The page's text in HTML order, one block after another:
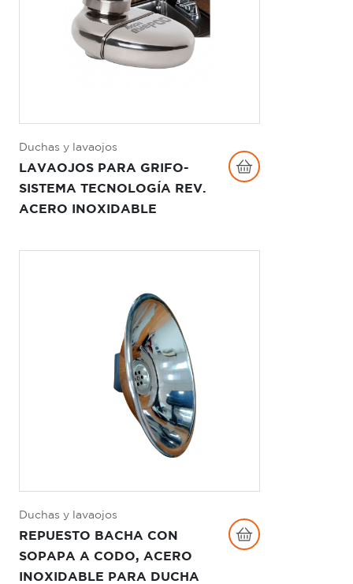
Duchas y lavaojos
LAVAOJOS PARA GRIFO-
SISTEMA TECNOLOGÍA REV.
ACERO INOXIDABLE
Duchas y lavaojos
REPUESTO BACHA CON
SOPAPA A CODO, ACERO
INOXIDABLE PARA DUCHA